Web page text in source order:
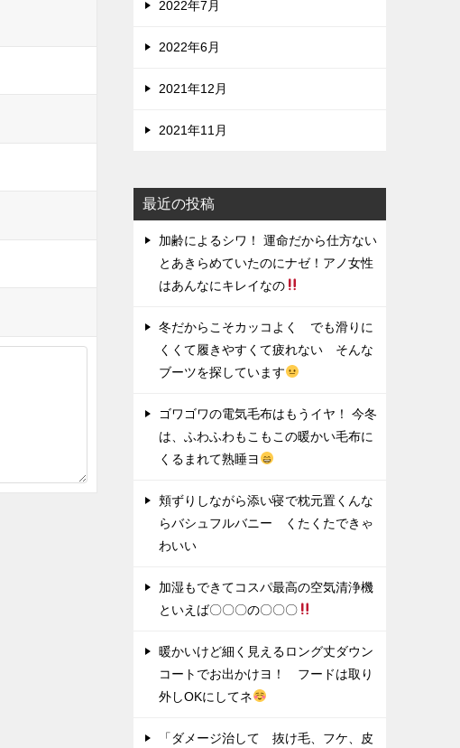
2022年7月
2022年6月
2021年12月
2021年11月
最近の投稿
加齢によるシワ！ 運命だから仕方ない
とあきらめていたのにナゼ！アノ女性
はあんなにキレイなの
冬だからこそカッコよく でも滑りに
くくて履きやすくて疲れない そんな
ブーツを探しています
ゴワゴワの電気毛布はもうイヤ！ 今冬
は、ふわふわもこもこの暖かい毛布に
くるまれて熟睡ヨ
頬ずりしながら添い寝で枕元置くんな
らバシュフルバニー くたくたできゃ
わいい
加湿もできてコスパ最高の空気清浄機
といえば〇〇〇の〇〇〇
暖かいけど細く見えるロング丈ダウン
コートでお出かけヨ！ フードは取り
外しOKにしてネ
「ダメージ治して 抜け毛、フケ、皮